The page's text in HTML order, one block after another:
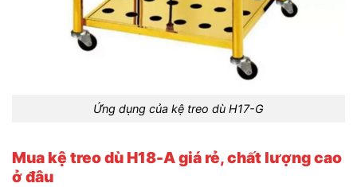
Ứng dụng của kệ treo dù H17-G
Mua kệ treo dù H18-A giá rẻ, chất lượng cao
ở đâu